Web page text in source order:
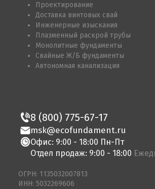
Проектирование
Доставка винтовых свай
Инженерные изыскания
Плазменный раскрой трубы
Монолитные фундаменты
Свайные Ж/Б фундаменты
Автономная канализация
8 (800) 775-67-17
msk@ecofundament.ru
Офис: 9:00 - 18:00 Пн-Пт
Отдел продаж: 9:00 - 18:00
ОГРН: 1135032007813
ИНН: 5032269606